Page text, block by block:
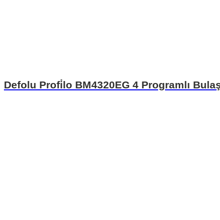
Defolu Profi̇lo BM4320EG 4 Programlı